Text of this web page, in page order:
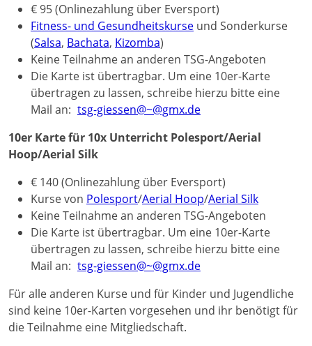
€ 95 (Onlinezahlung über Eversport)
Fitness- und Gesundheitskurse und Sonderkurse
(Salsa, Bachata, Kizomba)
Keine Teilnahme an anderen TSG-Angeboten
Die Karte ist übertragbar. Um eine 10er-Karte
übertragen zu lassen, schreibe hierzu bitte eine
Mail an: tsg-giessen@~@gmx.de
10er Karte für 10x Unterricht Polesport/Aerial
Hoop/Aerial Silk
€ 140 (Onlinezahlung über Eversport)
Kurse von Polesport/Aerial Hoop/Aerial Silk
Keine Teilnahme an anderen TSG-Angeboten
Die Karte ist übertragbar. Um eine 10er-Karte
übertragen zu lassen, schreibe hierzu bitte eine
Mail an: tsg-giessen@~@gmx.de
Für alle anderen Kurse und für Kinder und Jugendliche
sind keine 10er-Karten vorgesehen und ihr benötigt für
die Teilnahme eine Mitgliedschaft.